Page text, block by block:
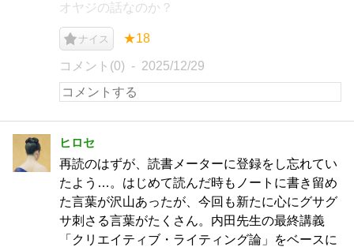
オヤジの話なのか？
ナイス ★18
コメント(0) 2025/12/29
ヒロセ
再読のはずが、読書メーターに登録をし忘れてい
たよう…。はじめて読んだ時もノートに書き留め
た言葉が沢山あったが、今回も新たに心にグサグ
サ刺さる言葉がたくさん。内田先生の最終講義
「クリエイティブ・ライティング論」をベースに